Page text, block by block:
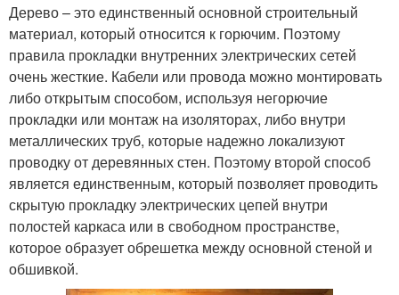
Дерево – это единственный основной строительный
материал, который относится к горючим. Поэтому
правила прокладки внутренних электрических сетей
очень жесткие. Кабели или провода можно монтировать
либо открытым способом, используя негорючие
прокладки или монтаж на изоляторах, либо внутри
металлических труб, которые надежно локализуют
проводку от деревянных стен. Поэтому второй способ
является единственным, который позволяет проводить
скрытую прокладку электрических цепей внутри
полостей каркаса или в свободном пространстве,
которое образует обрешетка между основной стеной и
обшивкой.